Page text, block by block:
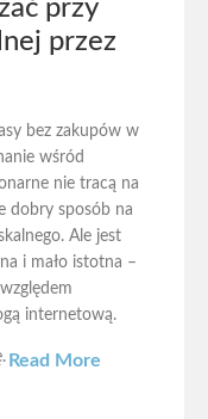
przy
przez
bez zakupów w
wśród
nie tracą na
dobry sposób na
Ale jest
i mało istotna –
internetową.
Read More